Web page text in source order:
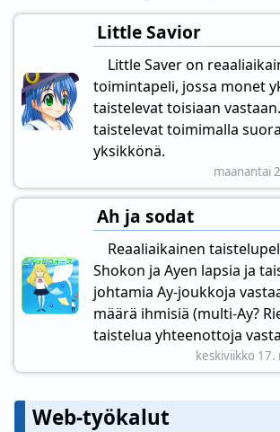
Little Savior
Little Saver on
toimintapeli, jossa monet
taistelevat toisiaan
taistelevat toimimalla
yksikkönä.
maanantai
Ah ja sodat
Reaaliaikainen
Shokon ja Ayen lapsia ja
johtamia Ay-joukkoja
määrä ihmisiä (multi-Ay?
taistelua yhteenottoja
keskiviikko 17.
Web-työkalut